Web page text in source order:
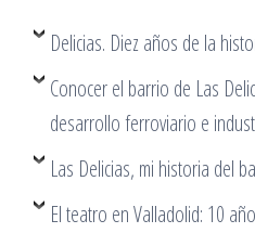
Delicias. Diez años de la
Conocer el barrio de Las
desarrollo ferroviario e
Las Delicias, mi historia del
El teatro en Valladolid: 10